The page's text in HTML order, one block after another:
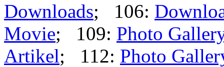
Downloads; 106:
Movie; 109: Photo
Artikel; 112: Photo